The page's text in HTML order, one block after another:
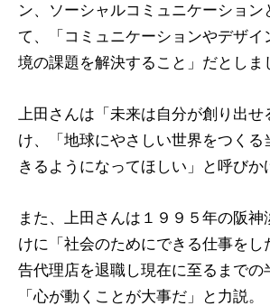
ン、ソーシャルコミュニケーション
て、「コミュニケーションやデザイ
境の課題を解決すること」だとしま
上田さんは「未来は自分が創り出
け、「地球にやさしい世界をつくる
きるようになってほしい」と呼びか
また、上田さんは１９９５年の阪
けに「社会のためにできる仕事をし
告代理店を退職し現在に至るまでの
「心が動くことが大事だ」と力説